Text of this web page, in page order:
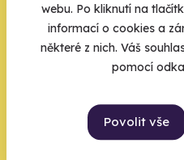
webu. Po kliknutí na
informací o cookies a
některé z nich. Váš
pomocí
Povolit vše
Zbývá jeden
zbytek